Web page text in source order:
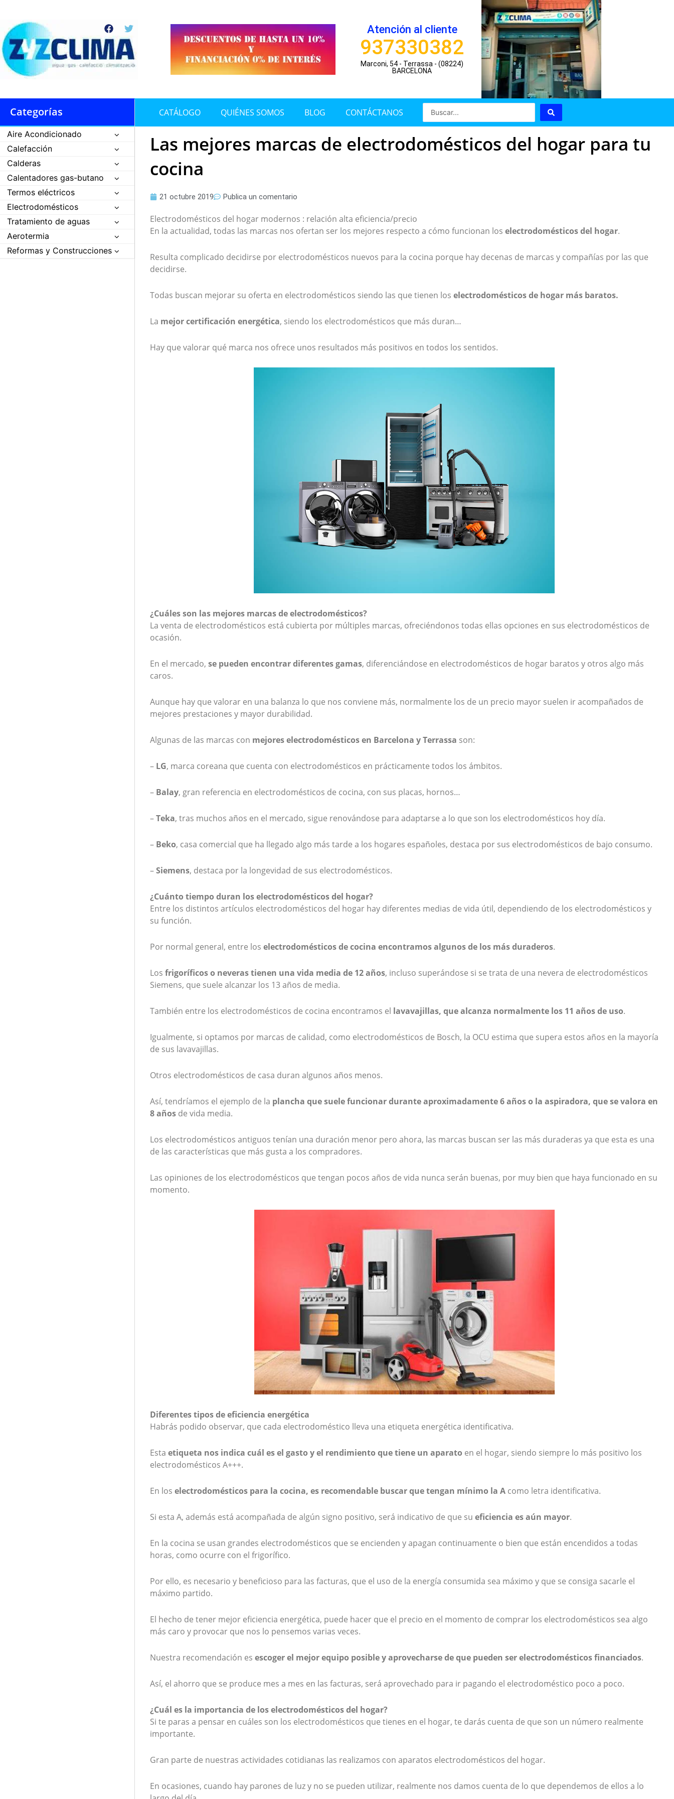
contenido
F
a
c
e
b
o
T
w
i
t
t
e
Atención al cliente
937330382
Marconi, 54 - Terrassa - (08224)
BARCELONA
CATÁLOGO QUIÉNES SOMOS BLOG CONTÁCTANOS
Search
...
Categorías
Aire Acondicionado
Calefacción
Calderas
Calentadores gas-butano
Termos eléctricos
Electrodomésticos
Tratamiento de aguas
Aerotermia
Reformas y Construcciones
Las mejores marcas de electrodomésticos del hogar para tu
cocina
21 octubre 2019 Publica un comentario
Electrodomésticos del hogar modernos : relación alta eficiencia/precio
En la actualidad, todas las marcas nos ofertan ser los mejores respecto a cómo funcionan los electrodomésticos del hogar.
Resulta complicado decidirse por electrodomésticos nuevos para la cocina porque hay decenas de marcas y compañías por las que
decidirse.
Todas buscan mejorar su oferta en electrodomésticos siendo las que tienen los electrodomésticos de hogar más baratos.
La mejor certificación energética, siendo los electrodomésticos que más duran…
Hay que valorar qué marca nos ofrece unos resultados más positivos en todos los sentidos.
¿Cuáles son las mejores marcas de electrodomésticos?
La venta de electrodomésticos está cubierta por múltiples marcas, ofreciéndonos todas ellas opciones en sus electrodomésticos de
ocasión.
En el mercado, se pueden encontrar diferentes gamas, diferenciándose en electrodomésticos de hogar baratos y otros algo más
caros.
Aunque hay que valorar en una balanza lo que nos conviene más, normalmente los de un precio mayor suelen ir acompañados de
mejores prestaciones y mayor durabilidad.
Algunas de las marcas con mejores electrodomésticos en Barcelona y Terrassa son:
– LG, marca coreana que cuenta con electrodomésticos en prácticamente todos los ámbitos.
– Balay, gran referencia en electrodomésticos de cocina, con sus placas, hornos…
–Teka, tras muchos años en el mercado, sigue renovándose para adaptarse a lo que son los electrodomésticos hoy día.
– Beko, casa comercial que ha llegado algo más tarde a los hogares españoles, destaca por sus electrodomésticos de bajo consumo.
–Siemens, destaca por la longevidad de sus electrodomésticos.
¿Cuánto tiempo duran los electrodomésticos del hogar?
Entre los distintos artículos electrodomésticos del hogar hay diferentes medias de vida útil, dependiendo de los electrodomésticos y
su función.
Por normal general, entre los electrodomésticos de cocina encontramos algunos de los más duraderos.
Los frigoríficos o neveras tienen una vida media de 12 años, incluso superándose si se trata de una nevera de electrodomésticos
Siemens, que suele alcanzar los 13 años de media.
También entre los electrodomésticos de cocina encontramos el lavavajillas, que alcanza normalmente los 11 años de uso.
Igualmente, si optamos por marcas de calidad, como electrodomésticos de Bosch, la OCU estima que supera estos años en la mayoría
de sus lavavajillas.
Otros electrodomésticos de casa duran algunos años menos.
Así, tendríamos el ejemplo de la plancha que suele funcionar durante aproximadamente 6 años o la aspiradora, que se valora en
8 añosde vida media.
Los electrodomésticos antiguos tenían una duración menor pero ahora, las marcas buscan ser las más duraderas ya que esta es una
de las características que más gusta a los compradores.
Las opiniones de los electrodomésticos que tengan pocos años de vida nunca serán buenas, por muy bien que haya funcionado en su
momento.
Diferentes tipos de eficiencia energética
Habrás podido observar, que cada electrodoméstico lleva una etiqueta energética identificativa.
Esta etiqueta nos indica cuál es el gasto y el rendimiento que tiene un aparato en el hogar, siendo siempre lo más positivo los
electrodomésticos A+++.
En los electrodomésticos para la cocina, es recomendable buscar que tengan mínimo la Acomo letra identificativa.
Si esta A, además está acompañada de algún signo positivo, será indicativo de que su eficiencia es aún mayor.
En la cocina se usan grandes electrodomésticos que se encienden y apagan continuamente o bien que están encendidos a todas
horas, como ocurre con el frigorífico.
Por ello, es necesario y beneficioso para las facturas, que el uso de la energía consumida sea máximo y que se consiga sacarle el
máximo partido.
El hecho de tener mejor eficiencia energética, puede hacer que el precio en el momento de comprar los electrodomésticos sea algo
más caro y provocar que nos lo pensemos varias veces.
Nuestra recomendación es escoger el mejor equipo posible y aprovecharse de que pueden ser electrodomésticos financiados.
Así, el ahorro que se produce mes a mes en las facturas, será aprovechado para ir pagando el electrodoméstico poco a poco.
¿Cuál es la importancia de los electrodomésticos del hogar?
Si te paras a pensar en cuáles son los electrodomésticos que tienes en el hogar, te darás cuenta de que son un número realmente
importante.
Gran parte de nuestras actividades cotidianas las realizamos con aparatos electrodomésticos del hogar.
En ocasiones, cuando hay parones de luz y no se pueden utilizar, realmente nos damos cuenta de lo que dependemos de ellos a lo